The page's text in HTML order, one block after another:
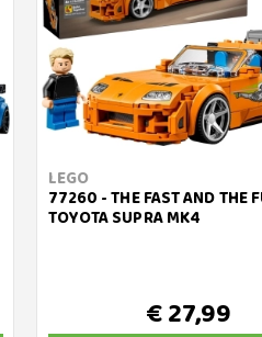
LEGO
77260 - THE FAST AND THE
TOYOTA SUPRA MK4
€ 27,99